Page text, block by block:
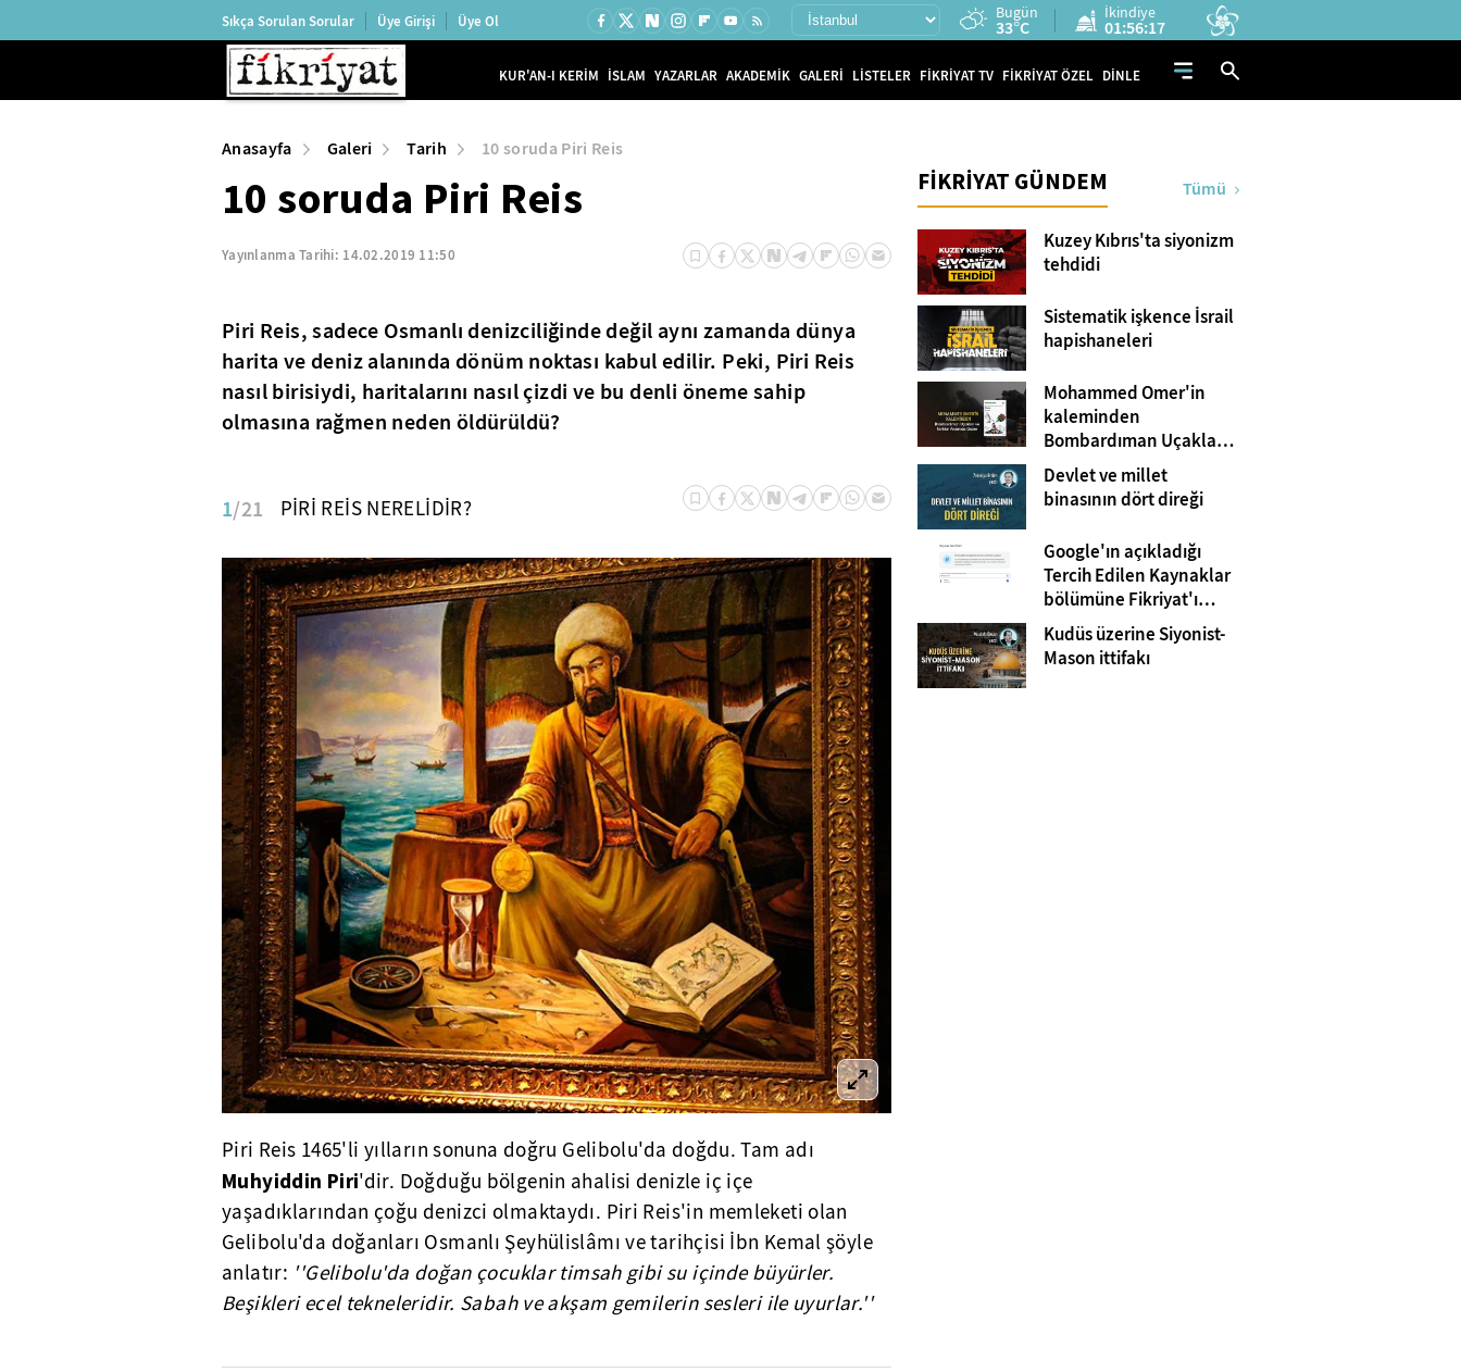
Sıkça Sorulan Sorular Üye Girişi Üye Ol Bugün
33°C
İkindiye
01:56:15
KUR'AN-I KERİM İSLAM YAZARLAR AKADEMİK GALERİ LİSTELER FİKRİYAT TV FİKRİYAT ÖZEL DİNLE
Anasayfa Galeri Tarih 10 soruda Piri Reis
10 soruda Piri Reis
Yayınlanma Tarihi: 14.02.2019 11:50
Piri Reis, sadece Osmanlı denizciliğinde değil aynı zamanda dünya
harita ve deniz alanında dönüm noktası kabul edilir. Peki, Piri Reis
nasıl birisiydi, haritalarını nasıl çizdi ve bu denli öneme sahip
olmasına rağmen neden öldürüldü?
1/21 PİRİ REİS NERELİDİR?
Piri Reis 1465'li yılların sonuna doğru Gelibolu'da doğdu. Tam adı
Muhyiddin Piri'dir. Doğduğu bölgenin ahalisi denizle iç içe
yaşadıklarından çoğu denizci olmaktaydı. Piri Reis'in memleketi olan
Gelibolu'da doğanları Osmanlı Şeyhülislâmı ve tarihçisi İbn Kemal şöyle
anlatır: ''Gelibolu'da doğan çocuklar timsah gibi su içinde büyürler.
Beşikleri ecel tekneleridir. Sabah ve akşam gemilerin sesleri ile uyurlar.''
FİKRİYAT GÜNDEM Tümü
Kuzey Kıbrıs'ta siyonizm
tehdidi
Sistematik işkence İsrail
hapishaneleri
Mohammed Omer'in
kaleminden
Bombardıman Uçakları
ve Tanklar Arasında
Gazze
Devlet ve millet
binasının dört direği
Google'ın açıkladığı
Tercih Edilen Kaynaklar
bölümüne Fikriyat'ı
eklemeyi unutmayın!
Kudüs üzerine Siyonist-
Mason ittifakı